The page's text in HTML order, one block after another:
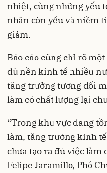
nhiệt, cùng những yếu
nhân còn yếu và niềm
giảm.
Báo cáo cũng chỉ rõ
dù nền kinh tế nhiều
tăng trưởng tương đối
làm có chất lượng lại
“Trong khu vực đang
làm, tăng trưởng kinh
chưa tạo ra đủ việc làm
Felipe Jaramillo, Phó